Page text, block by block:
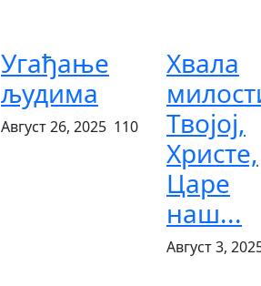
Угађање
људима
Август 26, 2025 110
Хвала
Твојој,
Христе,
Царе
наш...
Август 3,